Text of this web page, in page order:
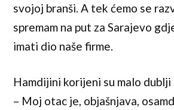
svojoj branši. A tek ćemo se
spremam na put za Sarajevo
imati dio naše firme.
Hamdijini korijeni su malo dublji
– Moj otac je, objašnjava,